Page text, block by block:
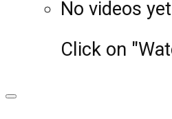
No videos
Click on